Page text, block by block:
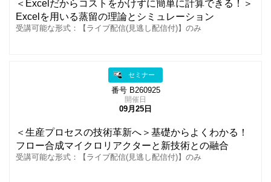
＜Excelだからコストをかけずに簡単に計算できる！＞
Excelを用いる蒸留の理論とシミュレーション
受講可能な形式：【ライブ配信(見逃し配信付)】のみ
セミナー
番号 B260925
開催日
09月25日
＜生産プロセスの技術革新へ＞基礎からよくわかる！
フロー合成マイクロリアクターと新技術との融合
受講可能な形式：【ライブ配信(見逃し配信付)】のみ